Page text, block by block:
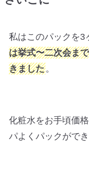
私はこのパックを3
は挙式〜二次会ま
きました。
化粧水をお手頃価
パよくパックができ